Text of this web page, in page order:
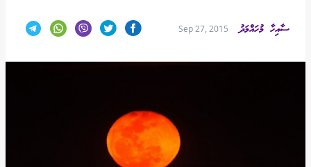
ސާއިހާ މުހައްމަދު Sep 27, 2015